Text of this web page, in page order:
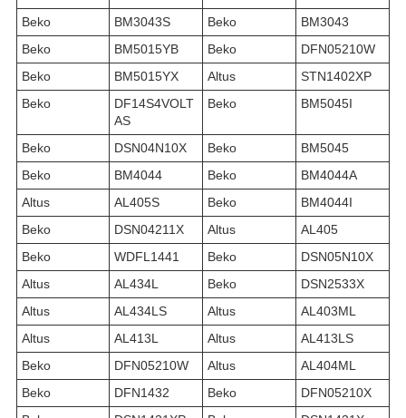
Beko
BM3043S Beko
BM3043
Beko
BM5015YB Beko
DFN05210W
Beko
BM5015YX Altus
STN1402XP
Beko
DF14S4VOLT
AS
Beko BM5045I
Beko DSN04N10X Beko
BM5045
Beko
BM4044 Beko
BM4044A
Altus
AL405S Beko
BM4044I
Beko
DSN04211X Altus
AL405
Beko
WDFL1441 Beko
DSN05N10X
Altus
AL434L Beko
DSN2533X
Altus
AL434LS Altus
AL403ML
Altus
AL413L Altus
AL413LS
Beko
DFN05210W Altus
AL404ML
Beko
DFN1432 Beko
DFN05210X